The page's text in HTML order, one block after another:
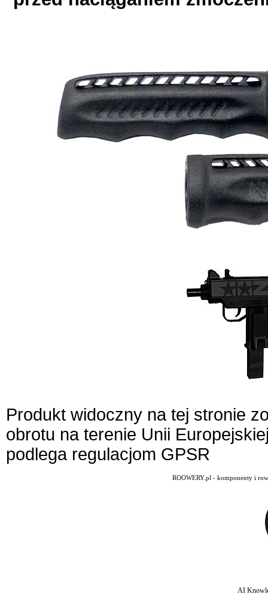
Produkt widoczny na tej stronie
obrotu na terenie Unii
podlega regulacjom GPSR
ROOWERY.pl - komponenty i
AI